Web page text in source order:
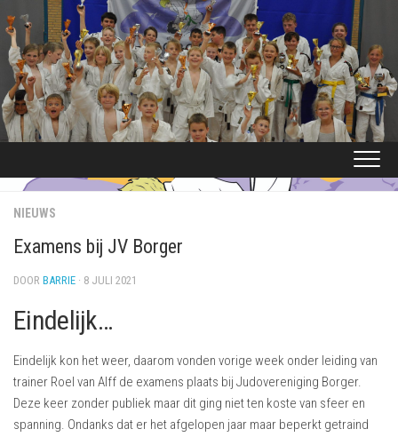
naar
de
inhoud
NIEUWS
Examens bij JV Borger
DOOR BARRIE · 8 JULI 2021
Eindelijk…
Eindelijk kon het weer, daarom vonden vorige week onder leiding van
trainer Roel van Alff de examens plaats bij Judovereniging Borger.
Deze keer zonder publiek maar dit ging niet ten koste van sfeer en
spanning. Ondanks dat er het afgelopen jaar maar beperkt getraind